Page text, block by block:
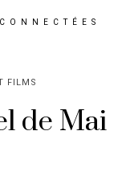
FILMS
de Mai